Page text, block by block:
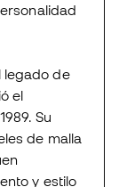
legado de
el
Su
de malla
y estilo